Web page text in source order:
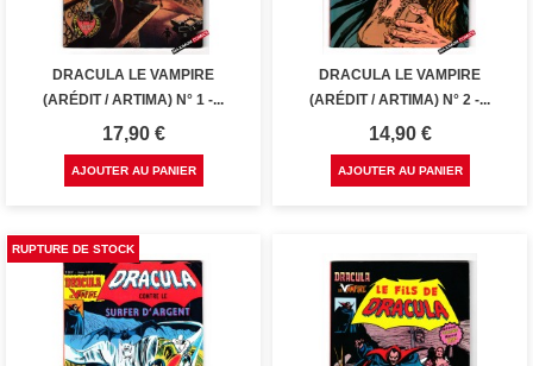
DRACULA LE VAMPIRE
(ARÉDIT / ARTIMA) N° 1 -...
Prix
17,90 €
AJOUTER AU PANIER
DRACULA LE VAMPIRE
(ARÉDIT / ARTIMA) N° 2 -...
Prix
14,90 €
AJOUTER AU PANIER
RUPTURE DE STOCK